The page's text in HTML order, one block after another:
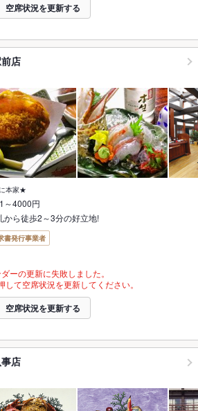
空席状況を更新する
店
本家★
～4000円
から徒歩2～3分の好立地!
書発行事業者
ーの更新に失敗しました。
して空席状況を更新してください。
空席状況を更新する
店